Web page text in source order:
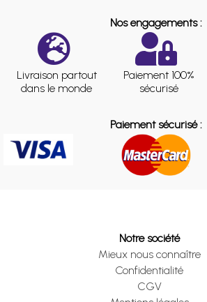
Nos engagements :
Livraison partout
dans le monde
Paiement 100%
sécurisé
Paiement sécurisé :
Notre société
Mieux nous connaître
Confidentialité
CGV